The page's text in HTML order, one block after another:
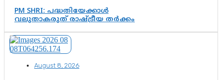
PM SHRI: പദ്ധതിയേക്കാൾ
വലുതാകരുത് രാഷ്ട്രീയ തർക്കം
August 8, 2026